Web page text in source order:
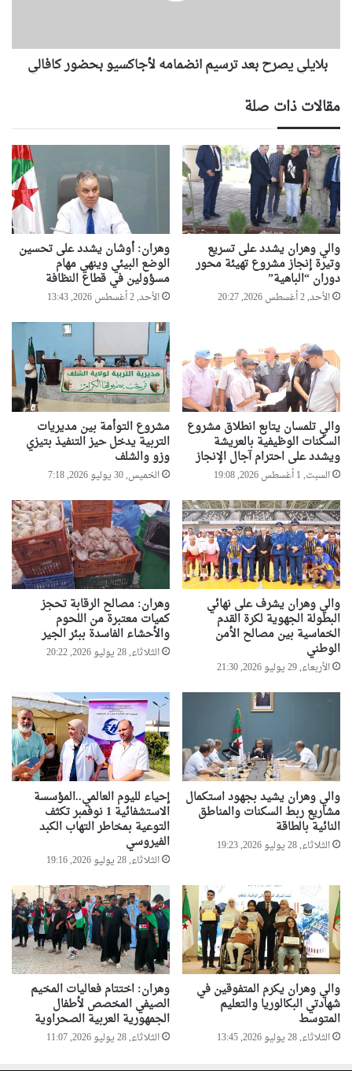
ؤ
م
ي
ن
ا
ء
و
ه
ر
ا
ن
و
ي
ا
ب
ا
ل
ك
ا
ر
ث
ة
ر
د
ت
ر
س
ي
م
ا
ن
ض
م
ا
م
ج
ا
ك
س
ي
و
ب
ح
و
ر
ك
ا
ف
ا
ل
ي
بلايلي يصرح بعد ترسيم انضمامه لأجاكسيو بحضور كافالي
مقالات ذات صلة
والي وهران يشدد على تسريع
وتيرة إنجاز مشروع تهيئة محور
دوران “الباهية”
الأحد, 2 أغسطس 2026, 20:27
وهران: أوشان يشدد على تحسين
الوضع البيئي وينهي مهام
مسؤولين في قطاع النظافة
الأحد, 2 أغسطس 2026, 13:43
والي تلمسان يتابع انطلاق مشروع
السكنات الوظيفية بالعريشة
ويشدد على احترام آجال الإنجاز
السبت, 1 أغسطس 2026, 19:08
مشروع التوأمة بين مديريات
التربية يدخل حيز التنفيذ بتيزي
وزو والشلف
الخميس, 30 يوليو 2026, 7:18
والي وهران يشرف على نهائي
البطولة الجهوية لكرة القدم
الخماسية بين مصالح الأمن
الوطني
الأربعاء, 29 يوليو 2026, 21:30
وهران: مصالح الرقابة تحجز
كميات معتبرة من اللحوم
والأحشاء الفاسدة ببئر الجير
الثلاثاء, 28 يوليو 2026, 20:22
والي وهران يشيد بجهود استكمال
مشاريع ربط السكنات والمناطق
النائية بالطاقة
الثلاثاء, 28 يوليو 2026, 19:23
إحياء لليوم العالمي..المؤسسة
الاستشفائية 1 نوفمبر تكثف
التوعية بمخاطر التهاب الكبد
الفيروسي
الثلاثاء, 28 يوليو 2026, 19:16
والي وهران يكرم المتفوقين في
شهادتي البكالوريا والتعليم
المتوسط
الثلاثاء, 28 يوليو 2026, 13:45
وهران: اختتام فعاليات المخيم
الصيفي المخصص لأطفال
الجمهورية العربية الصحراوية
الثلاثاء, 28 يوليو 2026, 11:07